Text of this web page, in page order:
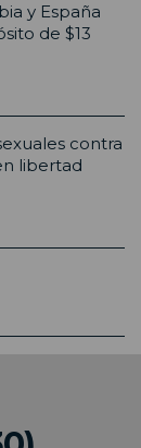
y España
de $13
contra
libertad